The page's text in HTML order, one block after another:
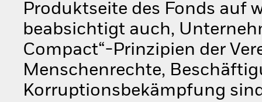
Produktseite des Fonds auf
beabsichtigt auch,
Compact“-Prinzipien der
Menschenrechte,
Korruptionsbekämpfung